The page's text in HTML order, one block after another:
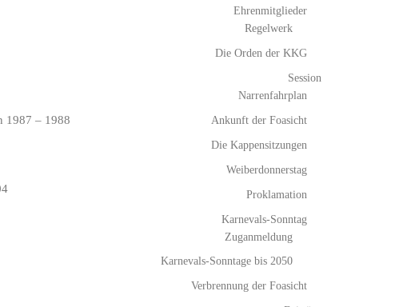
1987 – 1988
Ehrenmitglieder
Regelwerk
Die Orden der KKG
Session
Narrenfahrplan
Ankunft der Foasicht
Die Kappensitzungen
Weiberdonnerstag
Proklamation
Karnevals-Sonntag
Zuganmeldung
Karnevals-Sonntage bis 2050
Verbrennung der Foasicht